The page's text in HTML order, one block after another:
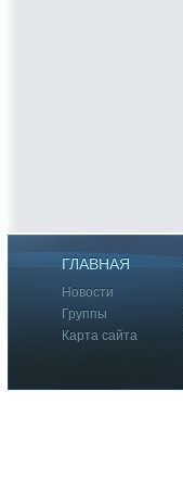
ГЛАВНАЯ
Новости
Группы
Карта сайта